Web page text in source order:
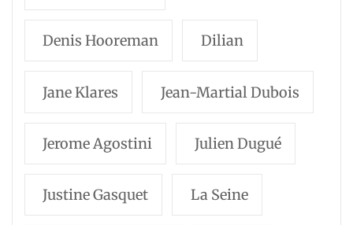
Denis Hooreman Dilian
Jane Klares Jean-Martial Dubois
Jerome Agostini Julien Dugué
Justine Gasquet La Seine